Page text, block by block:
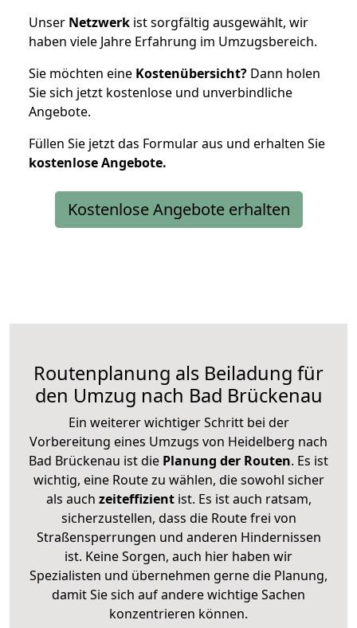
Unser Netzwerk ist sorgfältig ausgewählt, wir
haben viele Jahre Erfahrung im Umzugsbereich.
Sie möchten eine Kostenübersicht? Dann holen
Sie sich jetzt kostenlose und unverbindliche
Angebote.
Füllen Sie jetzt das Formular aus und erhalten Sie
kostenloseAngebote.
Kostenlose Angebote erhalten
Routenplanung als Beiladung für
den Umzug nach Bad Brückenau
Ein weiterer wichtiger Schritt bei der
Vorbereitung eines Umzugs von Heidelberg nach
Bad Brückenau ist die Planung der Routen. Es ist
wichtig, eine Route zu wählen, die sowohl sicher
als auch zeiteffizientist. Es ist auch ratsam,
sicherzustellen, dass die Route frei von
Straßensperrungen und anderen Hindernissen
ist. Keine Sorgen, auch hier haben wir
Spezialisten und übernehmen gerne die Planung,
damit Sie sich auf andere wichtige Sachen
konzentrieren können.